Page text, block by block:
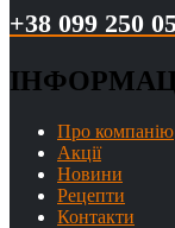
+38 099 250
Про компанію
Акції
Новини
Рецепти
Контакти